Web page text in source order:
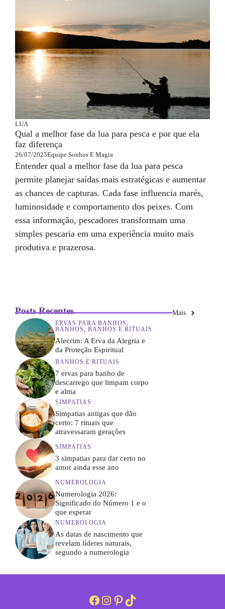
LUA
Qual a melhor fase da lua para pesca e por que ela
faz diferença
26/07/2025Equipe Sonhos E Magia
Entender qual a melhor fase da lua para pesca
permite planejar saídas mais estratégicas e aumentar
as chances de capturas. Cada fase influencia marés,
luminosidade e comportamento dos peixes. Com
essa informação, pescadores transformam uma
simples pescaria em uma experiência muito mais
produtiva e prazerosa.
Posts Recentes Mais
ERVAS PARA BANHOS
BANHOS
BANHOS E RITUAIS
Alecrim: A Erva da Alegria e
da Proteção Espiritual
BANHOS E RITUAIS
7 ervas para banho de
descarrego que limpam corpo
e alma
SIMPATIAS
Simpatias antigas que dão
certo: 7 rituais que
atravessaram gerações
SIMPATIAS
3 simpatias para dar certo no
amor ainda esse ano
NUMEROLOGIA
Numerologia 2026:
Significado do Número 1 e o
que esperar
NUMEROLOGIA
As datas de nascimento que
revelam líderes naturais,
segundo a numerologia
Facebook
Instagram
Pinterest
TikTok